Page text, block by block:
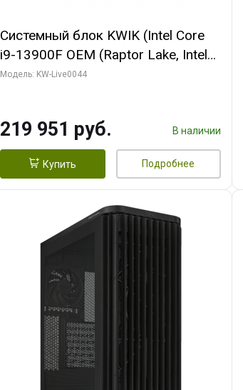
Системный блок KWIK (Intel Core
i9-13900F OEM (Raptor Lake, Intel
7, Efficient-co/ 32 ГБ ОЗУ (2
HD/ 512 ГБ SSD)
Модель: KW-Live0044
219 951 руб. В наличии
Купить Подробнее